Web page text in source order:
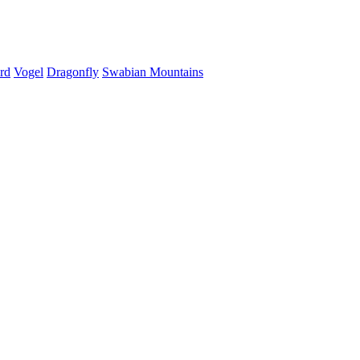
Vogel Dragonfly Swabian Mountains